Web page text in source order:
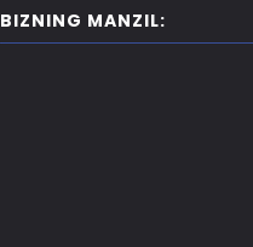
BIZNING MANZIL: